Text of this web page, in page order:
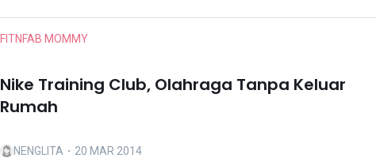
FITNFAB MOMMY
Nike Training Club, Olahraga Tanpa Keluar
Rumah
NENGLITA ・20 MAR 2014